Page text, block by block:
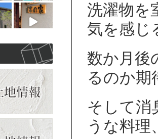
洗濯物を
気を感じ
数か月後
るのか期
そして消
うな料理